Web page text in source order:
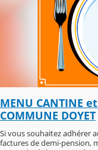
MENU CANTINE
COMMUNE DOYET
Si vous souhaitez adhérer
factures de demi-pension,